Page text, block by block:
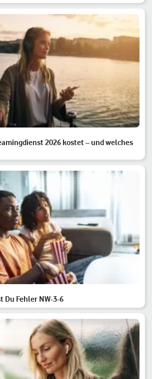
2026 kostet – und welches
Du Fehler NW-3-6